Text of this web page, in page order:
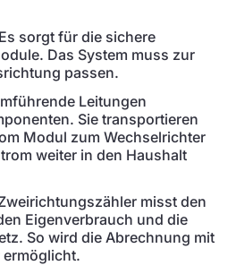
sorgt für die sichere
Das System muss zur
passen.
Leitungen
Sie transportieren
Modul zum Wechselrichter
weiter in den Haushalt
misst den
Eigenverbrauch und die
So wird die Abrechnung mit
ermöglicht.